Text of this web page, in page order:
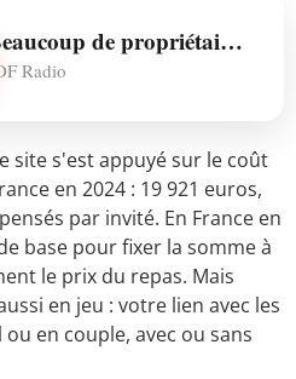
Beaucoup de propriétaires laissent leur chat sortir.
Radio
site s'est appuyé sur le coût
en 2024 : 19 921 euros,
par invité. En France en
base pour fixer la somme à
le prix du repas. Mais
en jeu : votre lien avec les
en couple, avec ou sans